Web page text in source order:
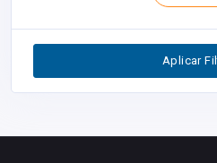
Aplicar